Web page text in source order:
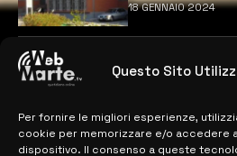
Questo Sito
Per fornire le migliori esperienze,
cookie per memorizzare e/o accedere
dispositivo. Il consenso a queste
18 GENNAIO 2024
4
Catania |
Microelectronics: